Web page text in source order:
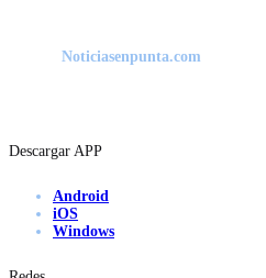
Noticiasenpunta.com
Descargar APP
Android
iOS
Windows